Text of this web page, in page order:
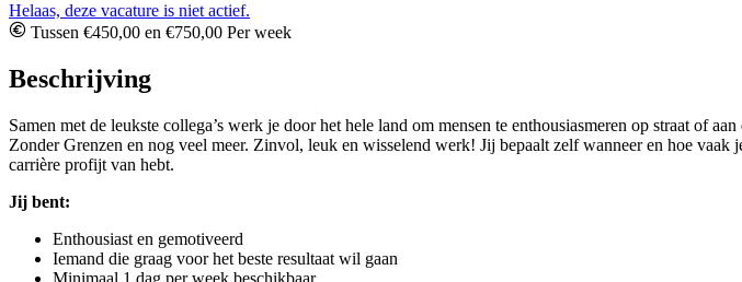
Helaas, deze vacature is niet actief.
Tussen €450,00 en €750,00 Per week
Beschrijving
Samen met de leukste collega’s werk je door het hele land om mensen te enthousiasmeren op straat of
Zonder Grenzen en nog veel meer. Zinvol, leuk en wisselend werk! Jij bepaalt zelf wanneer en hoe
carrière profijt van hebt.
Jij bent:
Enthousiast en gemotiveerd
Iemand die graag voor het beste resultaat wil gaan
Minimaal 1 dag per week beschikbaar